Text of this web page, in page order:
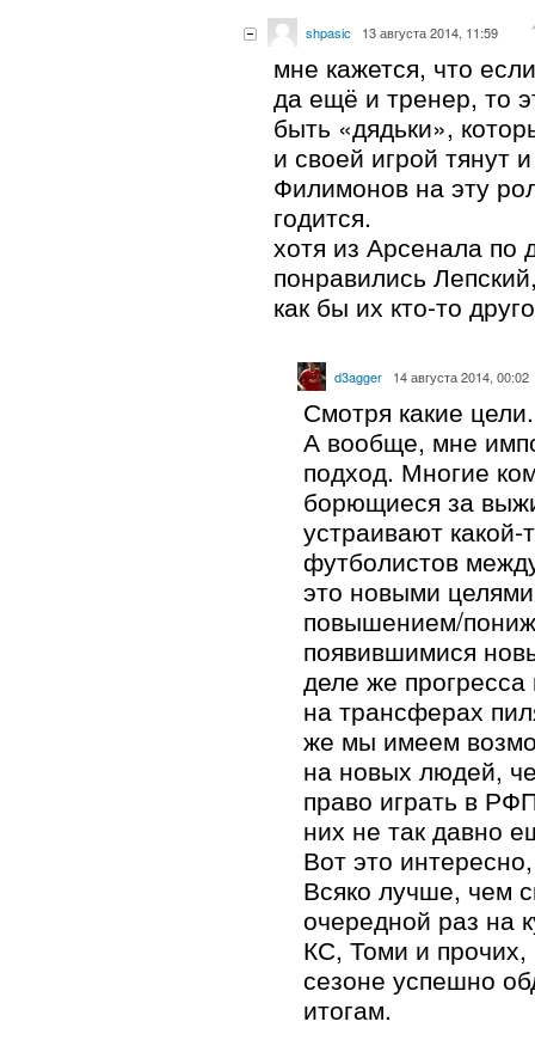
shpasic 13 августа 2014, 11:59
мне кажется, что
да ещё и тренер, то
быть «дядьки»,
и своей игрой тянут
Филимонов на эту
годится.
хотя из Арсенала
понравились
как бы их кто-то
d3agger 14 августа 2014, 00:02
Смотря какие цели.
А вообще, мне
подход. Многие
борющиеся за
устраивают какой-
футболистов
это новыми
повышением/
появившимися
деле же прогресса
на трансферах
же мы имеем
на новых людей,
право играть в
них не так давно
Вот это
Всяко лучше, чем
очередной раз на
КС, Томи и
сезоне успешно
итогам.